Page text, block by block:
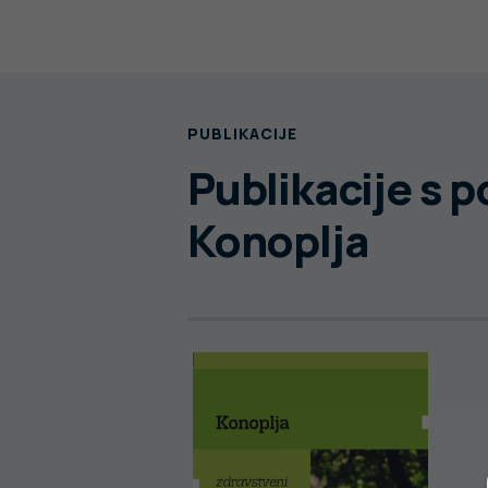
PUBLIKACIJE
Publikacije s
Konoplja